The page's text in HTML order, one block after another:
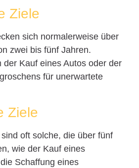
Ziele
sich normalerweise über
zwei bis fünf Jahren.
der Kauf eines Autos oder der
für unerwartete
Ziele
oft solche, die über fünf
wie der Kauf eines
Schaffung eines